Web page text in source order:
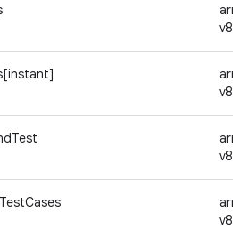
v8a
v8a
v8a
v8a